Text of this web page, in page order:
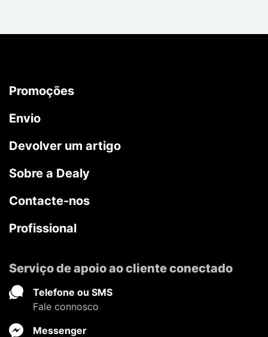
Promoções
Envio
Devolver um artigo
Sobre a Dealy
Contacte-nos
Profissional
Serviço de apoio ao cliente conectado
Telefone ou SMS
Fale connosco
Messenger